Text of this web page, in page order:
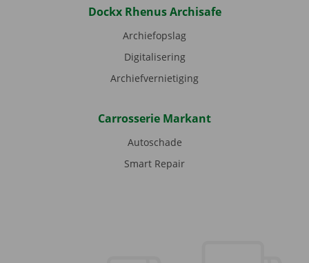
Dockx Rhenus Archisafe
Archiefopslag
Digitalisering
Archiefvernietiging
Carrosserie Markant
Autoschade
Smart Repair